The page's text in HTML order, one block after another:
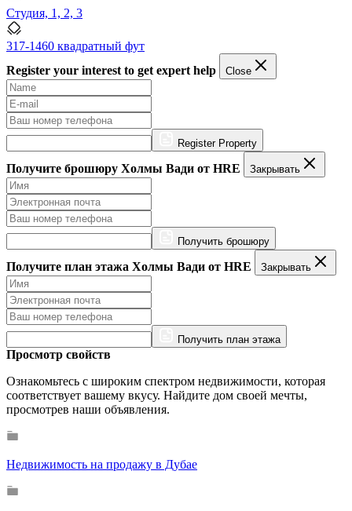
Студия, 1, 2, 3
317-1460 квадратный фут
Register your interest to get expert help
Close
Register Property
Получите брошюру Холмы Вади от HRE Закрывать
Получить брошюру
Получите план этажа Холмы Вади от HRE Закрывать
Получить план этажа
Просмотр свойств
Ознакомьтесь с широким спектром недвижимости, которая
соответствует вашему вкусу. Найдите дом своей мечты,
просмотрев наши объявления.
Недвижимость на продажу в Дубае